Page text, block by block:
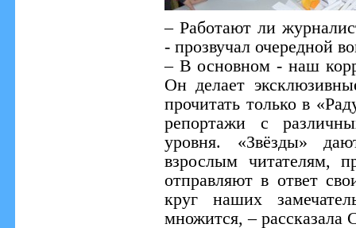
– Работают ли
- прозвучал очередной
– В основном - наш
Он делает
прочитать только в
репортажи с
уровня. «Звёзды»
взрослым читателям,
отправляют в ответ
круг наших
множится, – рассказала